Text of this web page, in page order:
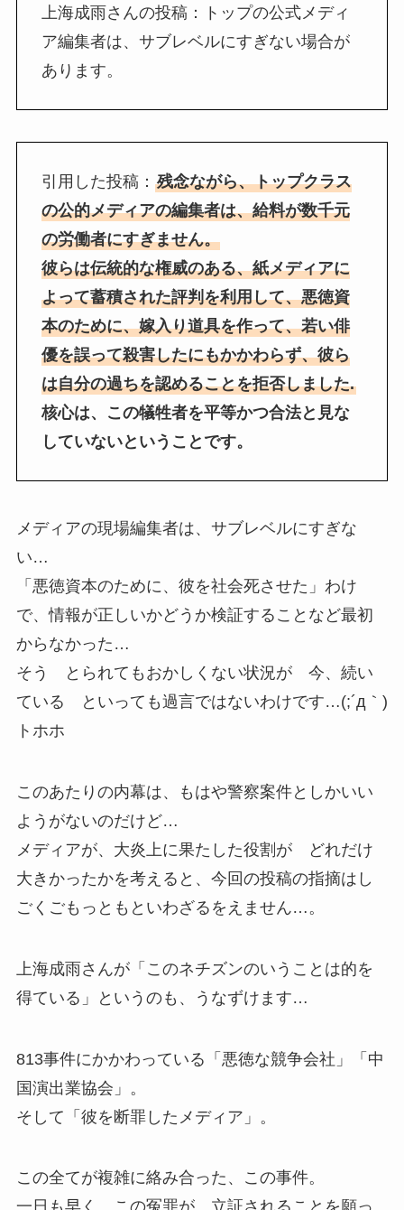
上海成雨さんの投稿：トップの公式メディ
ア編集者は、サブレベルにすぎない場合が
あります。
引用した投稿： 残念ながら、トップクラス
の公的メディアの編集者は、給料が数千元
の労働者にすぎません。
彼らは伝統的な権威のある、紙メディアに
よって蓄積された評判を利用して、悪徳資
本のために、嫁入り道具を作って、若い俳
優を誤って殺害したにもかかわらず、彼ら
は自分の過ちを認めることを拒否しました.
核心は、この犠牲者を平等かつ合法と見な
していないということです。
メディアの現場編集者は、サブレベルにすぎな
い…
「悪徳資本のために、彼を社会死させた」わけ
で、情報が正しいかどうか検証することなど最初
からなかった…
そう とられてもおかしくない状況が 今、続い
ている といっても過言ではないわけです…(;´д｀)
トホホ
このあたりの内幕は、もはや警察案件としかいい
ようがないのだけど…
メディアが、大炎上に果たした役割が どれだけ
大きかったかを考えると、今回の投稿の指摘はし
ごくごもっともといわざるをえません…。
上海成雨さんが「このネチズンのいうことは的を
得ている」というのも、うなずけます…
813事件にかかわっている「悪徳な競争会社」「中
国演出業協会」。
そして「彼を断罪したメディア」。
この全てが複雑に絡み合った、この事件。